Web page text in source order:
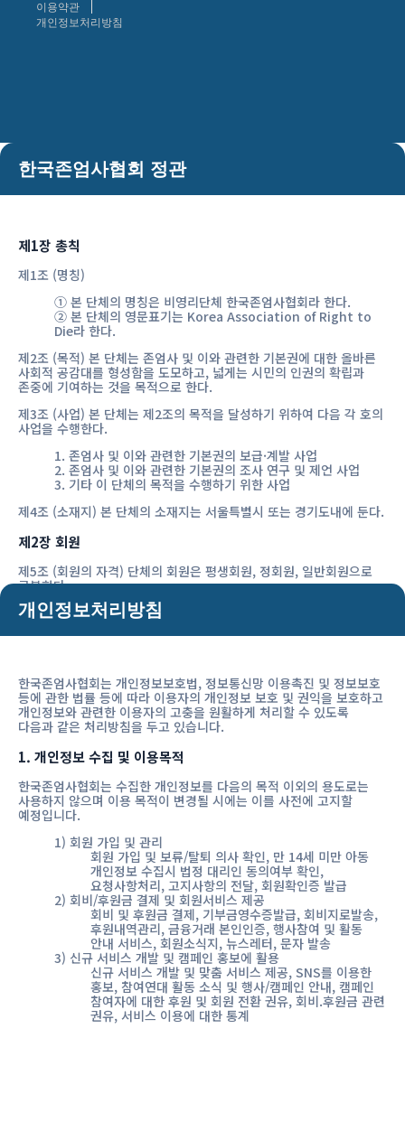
이용약관
개인정보처리방침
한국존엄사협회 정관
제1장 총칙
제1조 (명칭)
① 본 단체의 명칭은 비영리단체 한국존엄사협회라 한다.
② 본 단체의 영문표기는 Korea Association of Right to
Die라 한다.
제2조 (목적) 본 단체는 존엄사 및 이와 관련한 기본권에 대한 올바른
사회적 공감대를 형성함을 도모하고, 넓게는 시민의 인권의 확립과
존중에 기여하는 것을 목적으로 한다.
제3조 (사업) 본 단체는 제2조의 목적을 달성하기 위하여 다음 각 호의
사업을 수행한다.
1. 존엄사 및 이와 관련한 기본권의 보급·계발 사업
2. 존엄사 및 이와 관련한 기본권의 조사 연구 및 제언 사업
3. 기타 이 단체의 목적을 수행하기 위한 사업
제4조 (소재지) 본 단체의 소재지는 서울특별시 또는 경기도내에 둔다.
제2장 회원
제5조 (회원의 자격) 단체의 회원은 평생회원, 정회원, 일반회원으로
구분한다.
1. 평생회원 및 정회원은 본 단체의 설립취지에 동의하고
2. 일반회원은 본 단체의 홈페이지 또는 가입신청서를 통하여
제6조 (회원의 권리와 의무) 회원은 단체의 정관, 규정 및 각종 회의의
의결사항을 준수하여야 한다.
1. 평생회원 및 정회원은 총회를 통하여 본 단체의 운영에
참여할 권리를 가진다.
2. 평생회원 및 정회원은 단체의 자료 및 출판물을 제공 받을 수
있다.
3. 일반회원은 본 단체의 홈페이지를 통하여 단체의 자료 및
출판물을 제공 받을 수 있다.
제7조 (회원의 탈퇴 및 제명)
1. 회원은 본인의 의사에 따라 자유롭게 탈퇴할 수 있다.
2. 회원이 다음 각호의 사유에 해당될 경우에는 이사회의
의결을 거쳐 제명하거나 일반회원으로 전환할 수 있다.
① 본회의 명예를 손상시키고 목적수행에 지장을 초래한
경우
② 1년 이상 회원의 의무를 준수하지 않는 자
3. 탈퇴 및 제명으로 인하여 회원의 자격을 상실하는 경우, 이미
납부한 회비 등에 대한 권리를 요구할 수 없다.
제8조 (임원의 구성) 본 단체는 다음의 임원을 둔다.
개인정보처리방침
한국존엄사협회는 개인정보보호법, 정보통신망 이용촉진 및 정보보호
등에 관한 법률 등에 따라 이용자의 개인정보 보호 및 권익을 보호하고
개인정보와 관련한 이용자의 고충을 원활하게 처리할 수 있도록
다음과 같은 처리방침을 두고 있습니다.
1. 개인정보 수집 및 이용목적
한국존엄사협회는 수집한 개인정보를 다음의 목적 이외의 용도로는
사용하지 않으며 이용 목적이 변경될 시에는 이를 사전에 고지할
예정입니다.
1) 회원 가입 및 관리
회원 가입 및 보류/탈퇴 의사 확인, 만 14세 미만 아동
개인정보 수집시 법정 대리인 동의여부 확인,
요청사항처리, 고지사항의 전달, 회원확인증 발급
2) 회비/후원금 결제 및 회원서비스 제공
회비 및 후원금 결제, 기부금영수증발급, 회비지로발송,
후원내역관리, 금융거래 본인인증, 행사참여 및 활동
안내 서비스, 회원소식지, 뉴스레터, 문자 발송
3) 신규 서비스 개발 및 캠페인 홍보에 활용
신규 서비스 개발 및 맞춤 서비스 제공, SNS를 이용한
홍보, 참여연대 활동 소식 및 행사/캠페인 안내, 캠페인
참여자에 대한 후원 및 회원 전환 권유, 회비.후원금 관련
권유, 서비스 이용에 대한 통계